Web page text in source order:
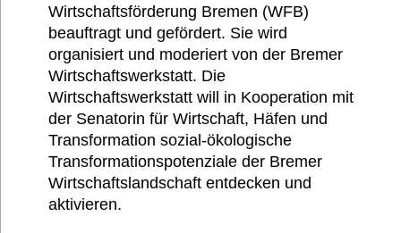
Wirtschaftsförderung Bremen (WFB)
beauftragt und gefördert. Sie wird
organisiert und moderiert von der Bremer
Wirtschaftswerkstatt. Die
Wirtschaftswerkstatt will in Kooperation mit
der Senatorin für Wirtschaft, Häfen und
Transformation sozial-ökologische
Transformationspotenziale der Bremer
Wirtschaftslandschaft entdecken und
aktivieren.